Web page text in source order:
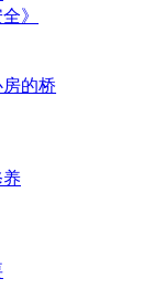
》
的桥
养